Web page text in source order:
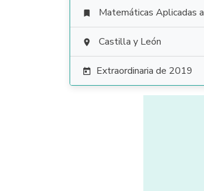
 Matemáticas Aplicadas a las Ciencias Sociales
 Castilla y León
 Extraordinaria de 2019